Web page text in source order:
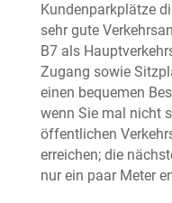
Kundenparkplätze
sehr gute
B7 als
Zugang sowie
einen bequemen
wenn Sie mal nicht
öffentlichen
erreichen; die
nur ein paar Meter